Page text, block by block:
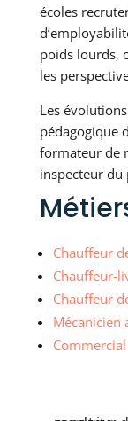
écoles
poids lourds,
les
Les
pédagogique
formateur de
inspecteur du
Chauffeur
Chauffeur-
Chauffeur
Mécanicien
Commercial